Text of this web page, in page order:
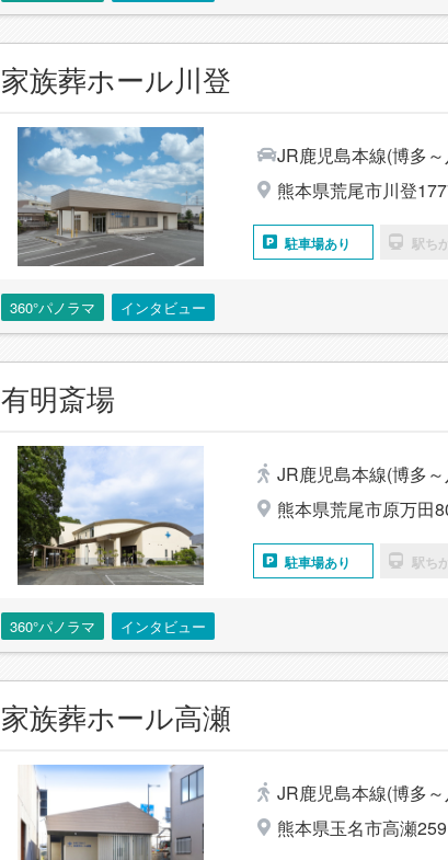
家族葬ホール川登
JR鹿児島本線(博多
熊本県荒尾市川登
駐車場あり 駅ち
360°パノラマ インタビュー
有明斎場
JR鹿児島本線(博多
熊本県荒尾市原万田
駐車場あり 駅ち
360°パノラマ インタビュー
家族葬ホール高瀬
JR鹿児島本線(博多
熊本県玉名市高瀬259